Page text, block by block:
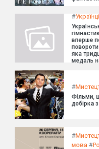
#Українці
вперше
повороти
яка
медаль
#
Фільми,
добірка
#
мова #